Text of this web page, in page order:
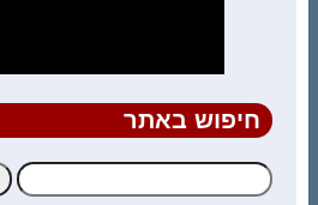
חיפוש באתר
חיפוש: